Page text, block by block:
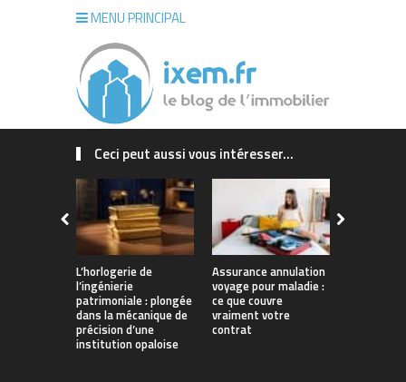
MENU PRINCIPAL
Ceci peut aussi vous intéresser...
L’horlogerie de
l’ingénierie
patrimoniale : plongée
dans la mécanique de
précision d’une
institution opaloise
Assurance annulation
voyage pour maladie :
ce que couvre
vraiment votre
contrat